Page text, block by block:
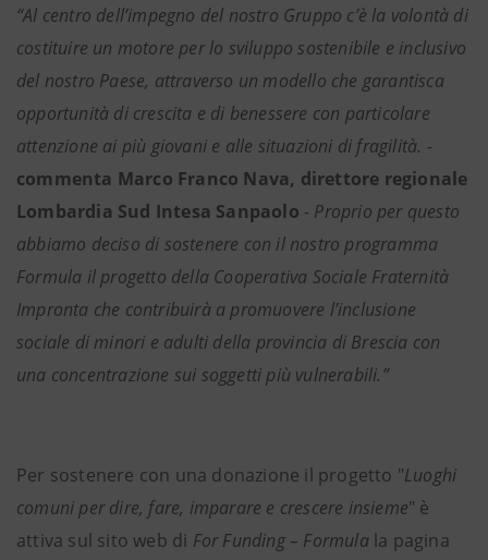
“Al centro dell’impegno del nostro Gruppo c’è la volontà di
costituire un motore per lo sviluppo sostenibile e inclusivo
del nostro Paese, attraverso un modello che garantisca
opportunità di crescita e di benessere con particolare
attenzione ai più giovani e alle situazioni di fragilità. -
commenta Marco Franco Nava, direttore regionale
Lombardia Sud Intesa Sanpaolo - Proprio per questo
abbiamo deciso di sostenere con il nostro programma
Formula il progetto della Cooperativa Sociale Fraternità
Impronta che contribuirà a promuovere l’inclusione
sociale di minori e adulti della provincia di Brescia con
una concentrazione sui soggetti più vulnerabili.”
Per sostenere con una donazione il progetto "Luoghi
comuni per dire, fare, imparare e crescere insieme" è
attiva sul sito web di For Funding – Formula la pagina